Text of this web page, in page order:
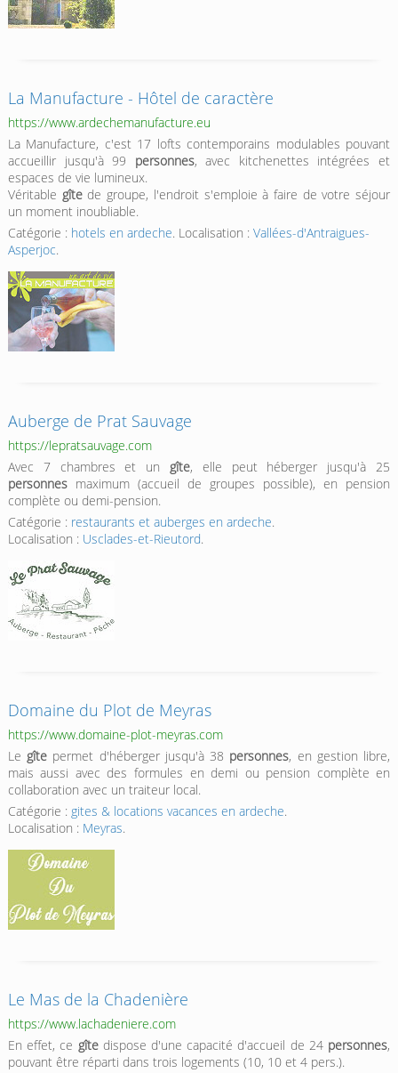
La Manufacture - Hôtel de caractère
https://www.ardechemanufacture.eu
La Manufacture, c'est 17 lofts contemporains modulables pouvant
accueillir jusqu'à 99 personnes, avec kitchenettes intégrées et
espaces de vie lumineux.
Véritable gîtede groupe, l'endroit s'emploie à faire de votre séjour
un moment inoubliable.
Catégorie : hotels en ardeche. Localisation : Vallées-d'Antraigues-
Asperjoc.
Auberge de Prat Sauvage
https://lepratsauvage.com
Avec 7 chambres et un gîte, elle peut héberger jusqu'à 25
personnesmaximum (accueil de groupes possible), en pension
complète ou demi-pension.
Catégorie : restaurants et auberges en ardeche.
Localisation : Usclades-et-Rieutord.
Domaine du Plot de Meyras
https://www.domaine-plot-meyras.com
Legîte permet d'héberger jusqu'à 38 personnes, en gestion libre,
mais aussi avec des formules en demi ou pension complète en
collaboration avec un traiteur local.
Catégorie : gites & locations vacances en ardeche.
Localisation : Meyras.
Le Mas de la Chadenière
https://www.lachadeniere.com
En effet, ce gîtedispose d'une capacité d'accueil de 24 personnes,
pouvant être réparti dans trois logements (10, 10 et 4 pers.).